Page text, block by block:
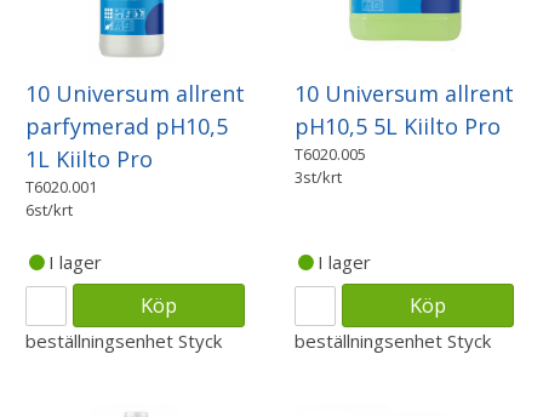
10 Universum allrent
parfymerad pH10,5
1L Kiilto Pro
T6020.001
6st/krt
I lager
Köp
beställningsenhet Styck
10 Universum allrent
pH10,5 5L Kiilto Pro
T6020.005
3st/krt
I lager
Köp
beställningsenhet Styck